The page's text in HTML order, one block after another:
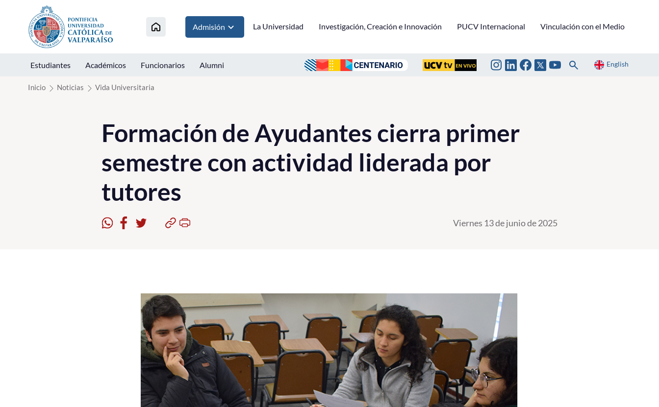
Click acá para ir directamente al contenido
Admisión La Universidad Investigación, Creación e Innovación PUCV Internacional Vinculación con el Medio
Estudiantes Académicos Funcionarios Alumni English
Inicio Noticias Vida Universitaria
Formación de Ayudantes cierra primer
semestre con actividad liderada por
tutores
Viernes 13 de junio de 2025